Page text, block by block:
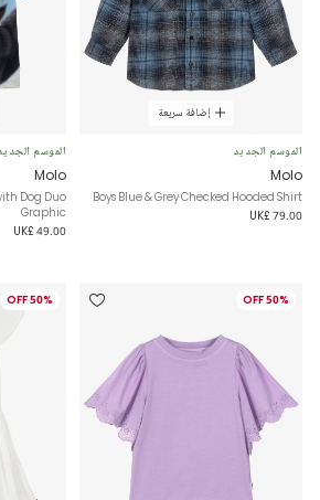
إضافة سريعة
الموسم الجديد
Molo
Boys Blue & Grey Checked Hooded Shirt
UK£ 79.00
الموسم
Molo
Dog Duo
Graphic
UK£ 49.00
50% OFF
50% OFF